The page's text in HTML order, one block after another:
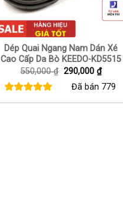
+
Dép Quai Ngang Nam Dán Xé
Cao Cấp Da Bò KEEDO-KD5515
550,000₫ Giá
290,000 ₫Giá
hiện
tại
Đã bán 779